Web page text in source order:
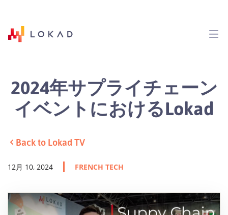
2024年サプライチェーン
イベントにおけるLokad
Back to Lokad TV
12月 10, 2024 FRENCH TECH